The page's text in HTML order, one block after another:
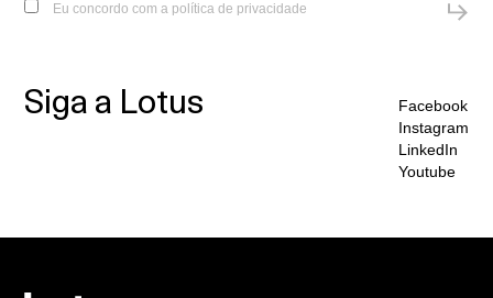
Eu concordo com a política de privacidade
Siga a Lotus
Facebook
Instagram
LinkedIn
Youtube